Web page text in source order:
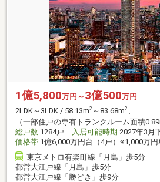
1億5,800万円～ 3億500万円
2LDK～3LDK / 58.13m2 ～83.68m2、
（一部住戸の専有トランクルーム面積
総戸数 1284戸 入居可能時期 2027年3月
価格帯 1億6,000万円台（4戸）※1,000万円
東京メトロ有楽町線「月島」歩5分
都営大江戸線「月島」歩5分
都営大江戸線「勝どき」歩9分